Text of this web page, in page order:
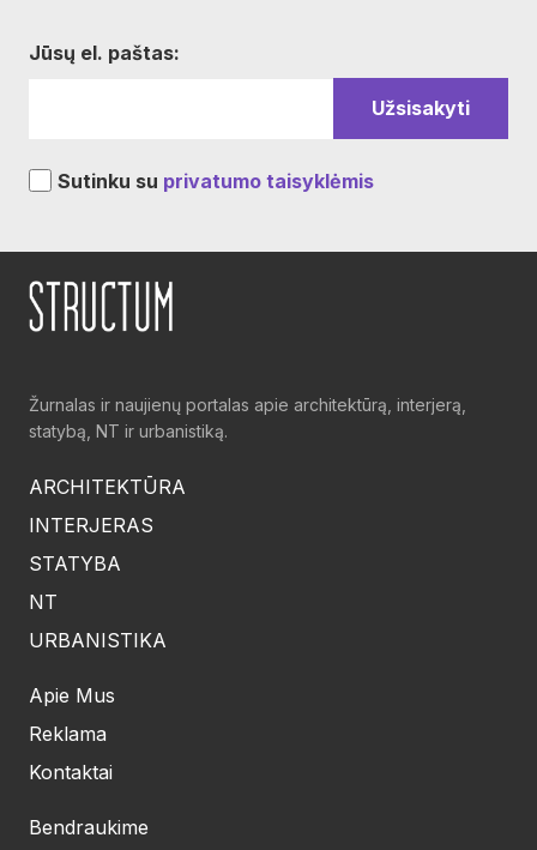
Jūsų el. paštas:
Sutinku su privatumo taisyklėmis
Žurnalas ir naujienų portalas apie architektūrą, interjerą,
statybą, NT ir urbanistiką.
ARCHITEKTŪRA
INTERJERAS
STATYBA
NT
URBANISTIKA
Apie Mus
Reklama
Kontaktai
Bendraukime